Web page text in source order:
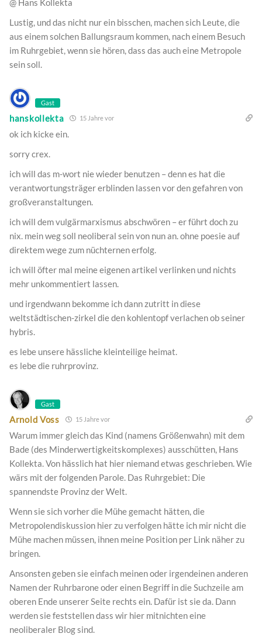
@ Hans Kollekta
Lustig, und das nicht nur ein bisschen, machen sich Leute, die
aus einem solchen Ballungsraum kommen, nach einem Besuch
im Ruhrgebiet, wenn sie hören, dass das auch eine Metropole
sein soll.
Gast
hanskollekta 15 Jahre vor
ok ich kicke ein.
sorry crex.
ich will das m-wort nie wieder benutzen – denn es hat die
verantwortungsträger erblinden lassen vor den gefahren von
großveranstaltungen.
ich will dem vulgärmarxismus abschwören – er führt doch zu
nix. mein weg soll neoliberal sein von nun an. ohne poesie auf
direktem wege zum nüchternen erfolg.
ich will öfter mal meine eigenen artikel verlinken und nichts
mehr unkommentiert lassen.
und irgendwann bekomme ich dann zutritt in diese
weltstädtischen-zirkel die den kohlentopf verlachen ob seiner
hybris.
es lebe unsere hässliche kleinteilige heimat.
es lebe die ruhrprovinz.
Gast
Arnold Voss 15 Jahre vor
Warum immer gleich das Kind (namens Größenwahn) mit dem
Bade (des Minderwertigkeitskomplexes) ausschütten, Hans
Kollekta. Von hässlich hat hier niemand etwas geschrieben. Wie
wärs mit der folgenden Parole. Das Ruhrgebiet: Die
spannendste Provinz der Welt.
Wenn sie sich vorher die Mühe gemacht hätten, die
Metropolendiskussion hier zu verfolgen hätte ich mir nicht die
Mühe machen müssen, ihnen meine Position per Link näher zu
bringen.
Ansonsten geben sie einfach meinen oder irgendeinen anderen
Namen der Ruhrbarone oder einen Begriff in die Suchzeile am
oberen Ende unserer Seite rechts ein. Dafür ist sie da. Dann
werden sie feststellen dass wir hier mitnichten eine
neoliberaler Blog sind.